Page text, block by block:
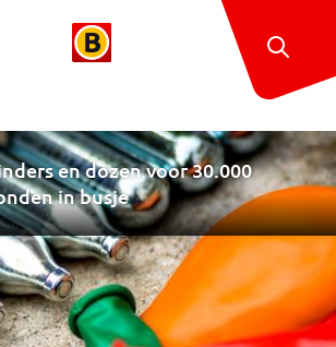
en dozen voor 30.000
in busje